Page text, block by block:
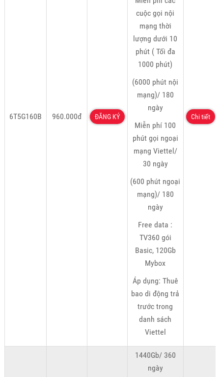
6T5G160B 960.000đ ĐĂNG KÝ
cuộc gọi nội
mạng thời
lượng dưới 10
phút ( Tối đa
1000 phút)
(6000 phút nội
mạng)/ 180
ngày
Miễn phí 100
phút gọi ngoại
mạng Viettel/
30 ngày
(600 phút ngoại
mạng)/ 180
ngày
Free data :
TV360 gói
Basic, 120Gb
Mybox
Áp dụng: Thuê
bao di động trả
trước trong
danh sách
Viettel
Chi tiết
1440Gb/ 360
ngày